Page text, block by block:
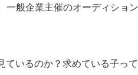
一般企業主催のオーディショ
ているのか？求めている子っ